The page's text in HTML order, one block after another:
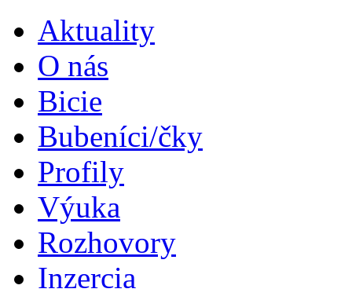
Aktuality
O nás
Bicie
Bubeníci/čky
Profily
Výuka
Rozhovory
Inzercia